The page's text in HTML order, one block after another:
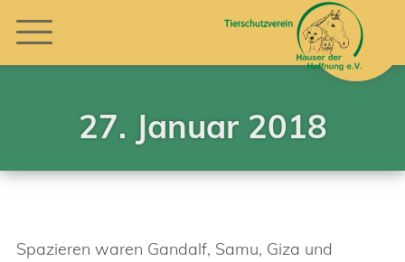
27. Januar 2018
Spazieren waren Gandalf, Samu, Giza und